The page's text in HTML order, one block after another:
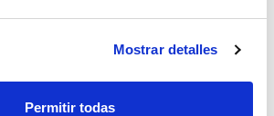
Mostrar detalles
Permitir todas